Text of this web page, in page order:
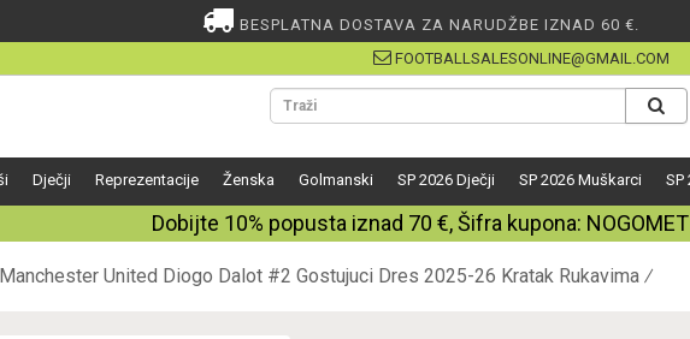
BESPLATNA DOSTAVA ZA NARUDŽBE IZNAD 60 €.
FOOTBALLSALESONLINE@GMAIL.COM
Dječji Reprezentacije Ženska Golmanski SP 2026 Dječji SP 2026 Muškarci SP
Dobijte 10% popusta iznad 70 €, Šifra kupona: NOGOMET
Manchester United Diogo Dalot #2 Gostujuci Dres 2025-26 Kratak Rukavima